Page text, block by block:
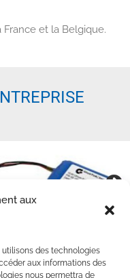
aux
utilisons des technologies
aux informations des
nous permettra de
France et la Belgique.